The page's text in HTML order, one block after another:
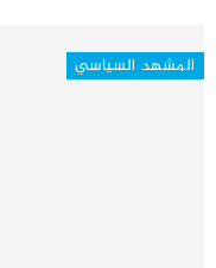
المشهد السياسي